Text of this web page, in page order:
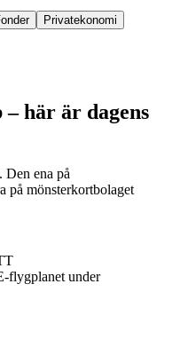
Privatekonomi
– här är dagens
Den ena på
på mönsterkortbolaget
flygplanet under